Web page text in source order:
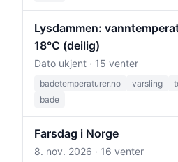
Lysdammen:
18°C (deilig)
Dato ukjent · 15 venter
badetemperaturer.no varsling
bade
Farsdag i Norge
8. nov. 2026 · 16 venter